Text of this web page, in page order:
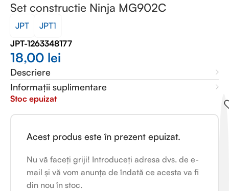
Set constructie Ninja MG902C
JPT
JPT1
JPT-1263348177
18,00 lei
Descriere
Informații suplimentare
Stoc epuizat
Acest produs este în prezent epuizat.
Nu vă faceți griji! Introduceți adresa dvs. de e-
mail și vă vom anunța de îndată ce acesta va fi
din nou în stoc.